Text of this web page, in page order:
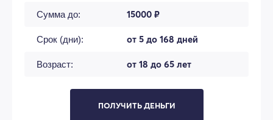
Сумма до: 15000 ₽
Срок (дни): от 5 до 168 дней
Возраст: от 18 до 65 лет
ПОЛУЧИТЬ ДЕНЬГИ